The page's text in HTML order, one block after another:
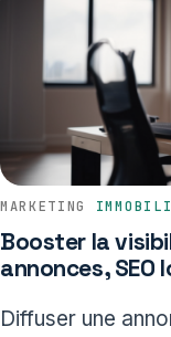
MARKETING
Booster la
annonces,
Diffuser une